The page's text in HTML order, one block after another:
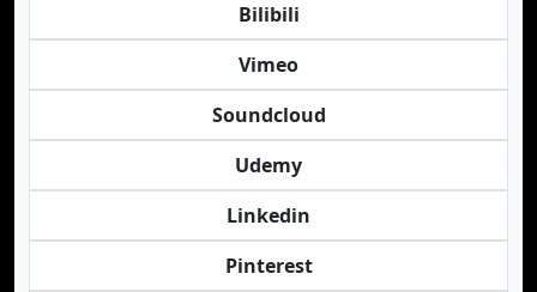
Bilibili
Vimeo
Soundcloud
Udemy
Linkedin
Pinterest